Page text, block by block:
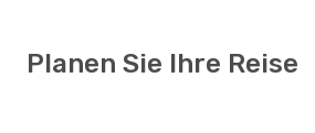
Planen Sie Ihre Reise